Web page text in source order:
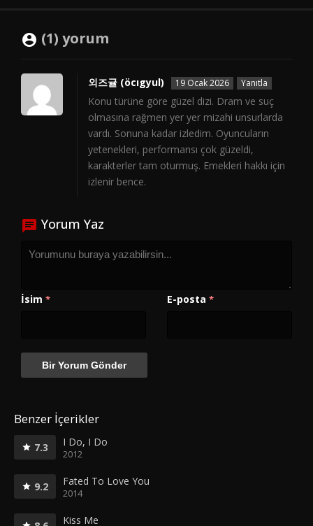
(1) yorum
외즈귤 (öcıgyul) 19 Ocak 2026 Yanıtla
Konu türüne göre güzel dizi. Dram ve suç
olmasına rağmen yer yer mizahi unsurlarda
vardı. Sonuna kadar izledim. Oyuncuların
yetenekleri, performansı çok güzeldi,
karakterler tam oturmuş. Emekleri hakkı için
izlenir bence.
Yorum Yaz
İsim * E-posta *
Benzer İçerikler
7.3 I Do, I Do
2012
9.2 Fated To Love You
2014
Kiss Me